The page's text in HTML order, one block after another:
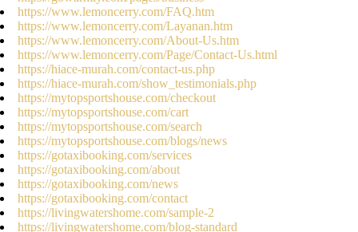
https://www.lemoncerry.com/FAQ.htm
https://www.lemoncerry.com/Layanan.htm
https://www.lemoncerry.com/About-Us.htm
https://www.lemoncerry.com/Page/Contact-Us.html
https://hiace-murah.com/contact-us.php
https://hiace-murah.com/show_testimonials.php
https://mytopsportshouse.com/checkout
https://mytopsportshouse.com/cart
https://mytopsportshouse.com/search
https://mytopsportshouse.com/blogs/news
https://gotaxibooking.com/services
https://gotaxibooking.com/about
https://gotaxibooking.com/news
https://gotaxibooking.com/contact
https://livingwatershome.com/sample-2
https://livingwatershome.com/blog-standard